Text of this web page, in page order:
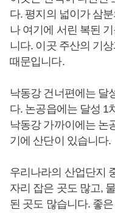
다. 평지의 넓이가 삼
나 여기에 서린 복된
니다. 이곳 주산의 기
때문입니다.
낙동강 건너편에는 달
다. 논공읍에는 달성 1
낙동강 가까이에는 논
기에 산단이 있습니다.
우리나라의 산업단지
자리 잡은 곳도 많고,
된 곳도 많습니다. 좋